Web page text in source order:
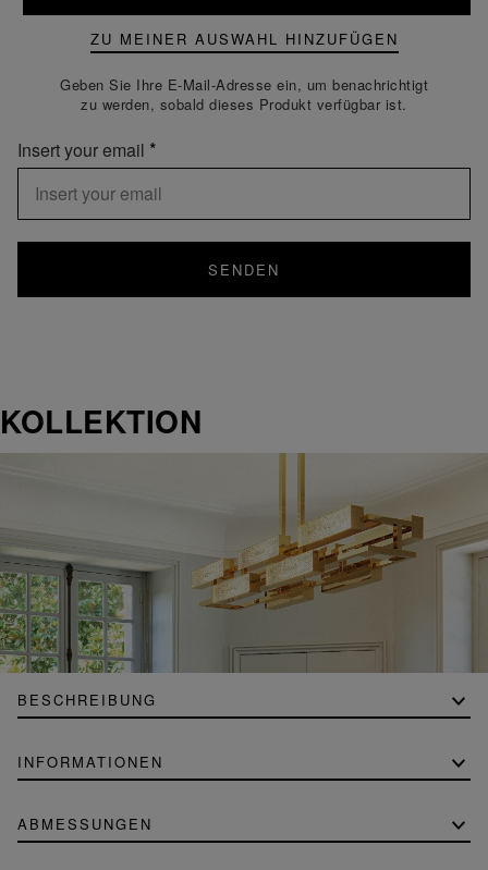
ZU MEINER AUSWAHL HINZUFÜGEN
Geben Sie Ihre E-Mail-Adresse ein, um benachrichtigt
zu werden, sobald dieses Produkt verfügbar ist.
Insert your email
SENDEN
KOLLEKTION
BESCHREIBUNG
INFORMATIONEN
ABMESSUNGEN